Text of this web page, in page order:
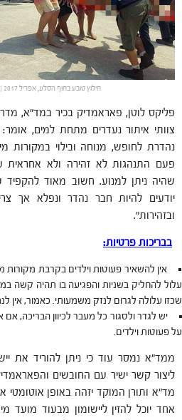
חילוץ טובע בחוף הסלע, אפריל 2017 | צילום דוברות מד"א
פליקס לוטן, פאראמדיק בכיר במד"א,
צוותי איתור נעדרים מתחת למים,
נהדרת לחופש, מנוחה ובילוי במקורות
פעם התנהגות לא זהירה ולא אחראית
שהיה ניתן למנוע. חשוב מאוד להקפיד
יודעים להיות חבר נהדר ונפלא אך
ובזהירות".
בבריכות פרטיות:
אין להשאיר פעוטות וילדים בקרבת
עלול להחליק בשניות והפגיעה בו תהיה קשה
שכזו עלולה לגרום לנזק משמעותי. כאמור, אין
יש לגדר ולסגור כל מעבר לכיוון הבריכה, אם
על פעוטות וילדים.
ממד"א נמסר עוד כי ניתן להוריד את
מד"א ותורן המוקד יזהה באופן
אחד יוכל להזין ליישומון מבעוד מועד